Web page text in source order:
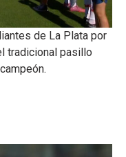
de La Plata por
tradicional pasillo